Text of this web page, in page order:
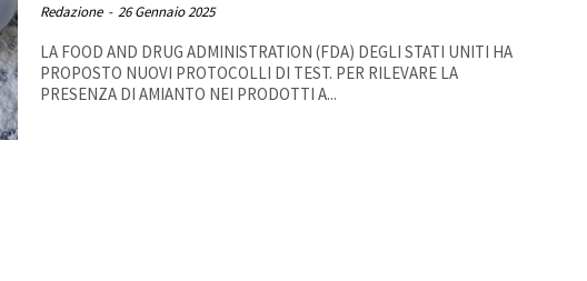
Redazione - 26 Gennaio 2025
LA FOOD AND DRUG ADMINISTRATION (FDA) DEGLI STATI UNITI HA
PROPOSTO NUOVI PROTOCOLLI DI TEST. PER RILEVARE LA
PRESENZA DI AMIANTO NEI PRODOTTI A...